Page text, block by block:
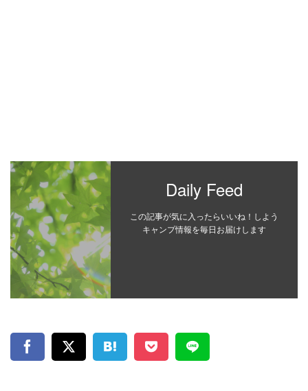
Daily Feed
この記事が気に入ったらいいね！しよう
キャンプ情報を毎日お届けします